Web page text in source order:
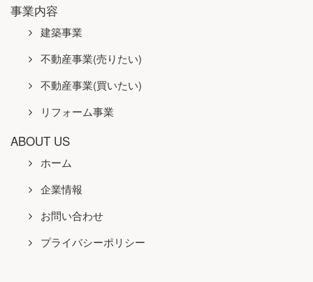
事業内容
建築事業
不動産事業(売りたい)
不動産事業(買いたい)
リフォーム事業
ABOUT US
ホーム
企業情報
お問い合わせ
プライバシーポリシー